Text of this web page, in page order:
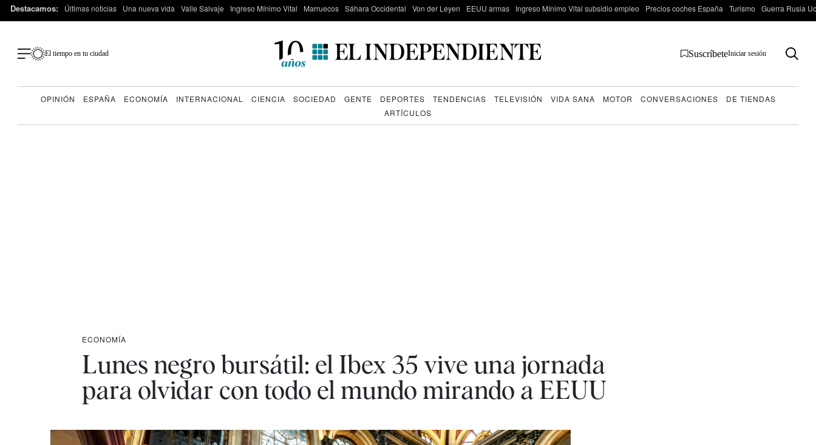
Destacamos: Últimas noticias Una nueva vida Valle Salvaje Ingreso Mínimo Vital Marruecos Sáhara Occidental Von der Leyen EEUU armas Ingreso Mínimo Vital subsidio empleo Precios coches España Turismo Guerra Rusia
El tiempo en tu ciudad SuscríbeteIniciar sesión
OPINIÓN ESPAÑA ECONOMÍA INTERNACIONAL CIENCIA SOCIEDAD GENTE DEPORTES TENDENCIAS TELEVISIÓN VIDA SANA MOTOR CONVERSACIONES
DE TIENDAS
ARTÍCULOS
ECONOMÍA
Lunes negro bursátil: el Ibex 35 vive una jornada
para olvidar con todo el mundo mirando a EEUU